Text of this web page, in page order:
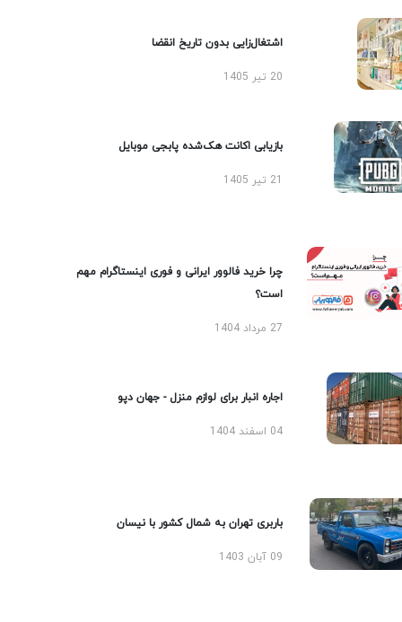
اشتغال‌زایی بدون تاریخ انقضا
20 تیر 1405
بازیابی اکانت هک‌شده پابجی موبایل
چرا خرید فالوور ایرانی و فوری اینستاگرام مهم
است؟
27 مرداد 1404
اجاره انبار برای لوازم منزل - جهان دپو
04 اسفند 1404
باربری تهران به شمال کشور با نیسان
09 آبان 1403